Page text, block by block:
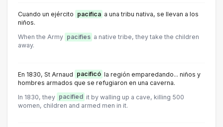
Cuando un ejército pacifica a una tribu nativa, se llevan a los
niños.
When the Army pacifies a native tribe, they take the children
away.
En 1830, St Arnaud pacificó la región emparedando... niños y
hombres armados que se refugiaron en una caverna.
ln 1830, they pacified it by walling up a cave, killing 500
women, children and armed men in it.